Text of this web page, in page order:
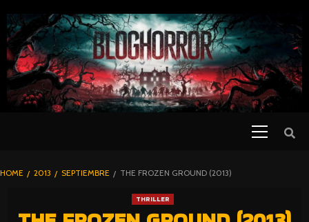
TO
CONTENT
BLOGHORROR
HOME 2013 SEPTIEMBRE THE FROZEN GROUND (2013)
THRILLER